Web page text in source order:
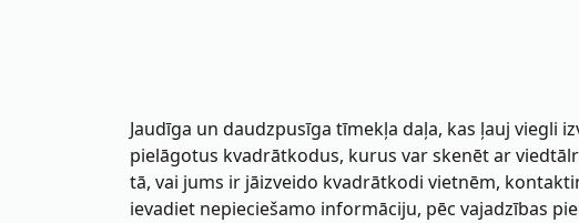
Jaudīga un daudzpusīga tīmekļa daļa, kas ļauj
pielāgotus kvadrātkodus, kurus var skenēt ar
tā, vai jums ir jāizveido kvadrātkodi vietnēm,
ievadiet nepieciešamo informāciju, pēc vajadzības